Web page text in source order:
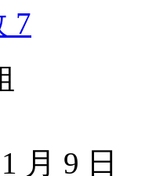
7
月 9 日